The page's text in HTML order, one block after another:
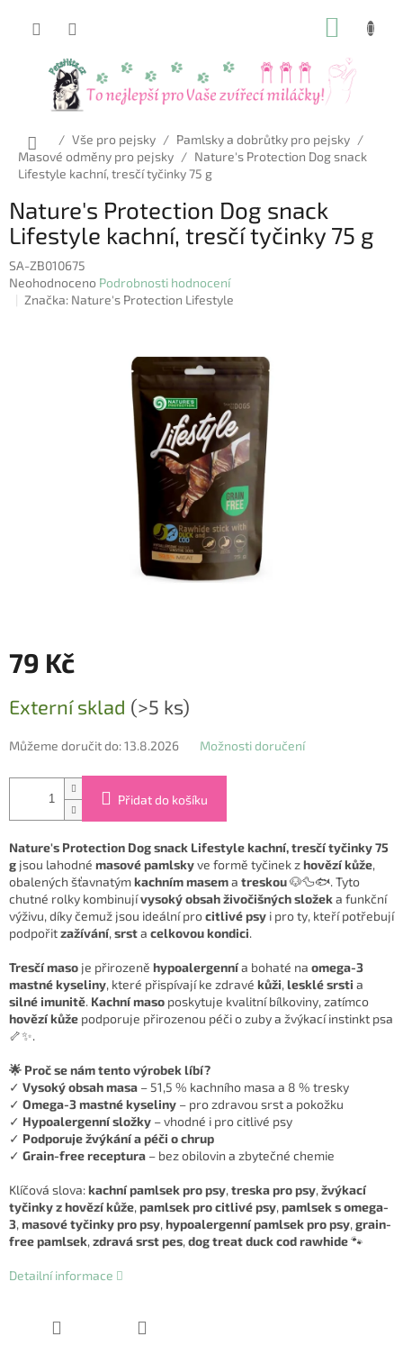
Domů
/ Vše pro pejsky / Pamlsky a dobrůtky pro pejsky /
Masové odměny pro pejsky / Nature's Protection Dog snack
Lifestyle kachní, tresčí tyčinky 75 g
Nature's Protection Dog snack
Lifestyle kachní, tresčí tyčinky 75 g
SA-ZB010675
Průměrné
hodnocení
Neohodnoceno Podrobnosti hodnocení
Značka: Nature's Protection Lifestyle
79 Kč
cena:
Externí sklad (>5 ks)
Můžeme doručit do:13.8.2026 Možnosti doručení
Přidat do košíku
Nature's Protection Dog snack Lifestyle kachní, tresčí tyčinky 75
g jsou lahodné masové pamlskyve formě tyčinek zhovězí kůže,
obalených šťavnatýmkachním masema treskou🐶🦆🐟. Tyto
chutné rolky kombinujívysoký obsah živočišných složeka funkční
výživu, díky čemuž jsou ideální procitlivé psy i pro ty, kteří potřebují
podpořitzažívání, srsta celkovou kondici.
Tresčí maso je přirozeně hypoalergennía bohaté na omega-3
mastné kyseliny, které přispívají ke zdravé kůži, lesklé srsti a
silné imunitě. Kachní maso poskytuje kvalitní bílkoviny, zatímco
hovězí kůže podporuje přirozenou péči o zuby a žvýkací instinkt psa
🦴✨.
🌟 Proč se nám tento výrobek líbí?
✓ Vysoký obsah masa – 51,5 % kachního masa a 8 % tresky
✓ Omega-3 mastné kyseliny – pro zdravou srst a pokožku
✓ Hypoalergenní složky – vhodné i pro citlivé psy
✓ Podporuje žvýkání a péči o chrup
✓ Grain-free receptura – bez obilovin a zbytečné chemie
Klíčová slova:kachní pamlsek pro psy, treska pro psy, žvýkací
tyčinky z hovězí kůže, pamlsek pro citlivé psy, pamlsek s omega-
3, masové tyčinky pro psy, hypoalergenní pamlsek pro psy, grain-
free pamlsek, zdravá srst pes, dog treat duck cod rawhide🐾
Detailní informace